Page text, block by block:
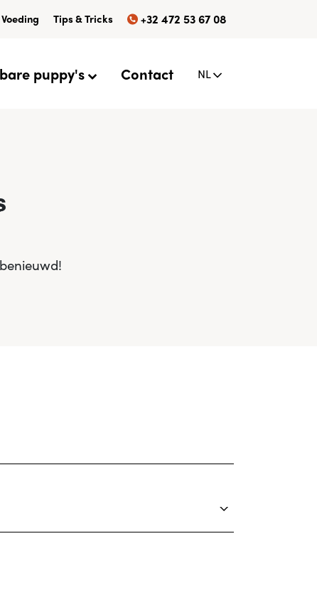
Voeding Tips & Tricks +32 472 53 67 08
puppy's Contact NL